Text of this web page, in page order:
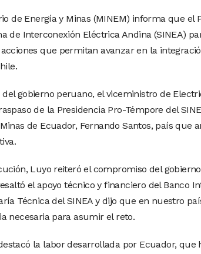
de Energía y Minas (MINEM) informa que
de Interconexión Eléctrica Andina (SINEA)
que permitan avanzar en la
gobierno peruano, el viceministro de
de la Presidencia Pro-Témpore del
de Ecuador, Fernando Santos, país
Luyo reiteró el compromiso del
el apoyo técnico y financiero del Banco
Técnica del SINEA y dijo que en nuestro
necesaria para asumir el reto.
la labor desarrollada por Ecuador,